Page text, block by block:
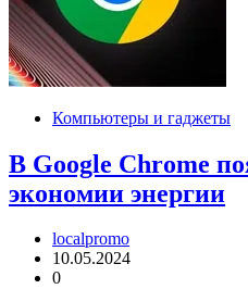
Компьютеры и гаджеты
В Google Chrome
экономии энергии
localpromo
10.05.2024
0